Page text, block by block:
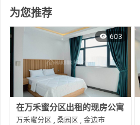
为您推荐
603
在万禾蜜分区出租的现房公寓
万禾蜜分区 , 桑园区 , 金边市